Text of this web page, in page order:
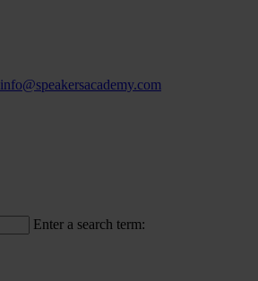
info@speakersacademy.com
Enter a search term: